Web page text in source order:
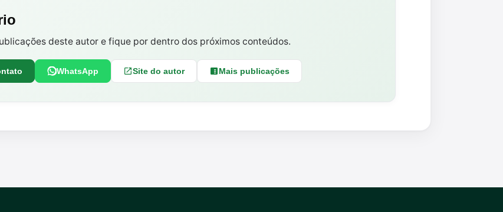
deste autor e fique por dentro dos próximos conteúdos.
WhatsApp Site do autor Mais publicações